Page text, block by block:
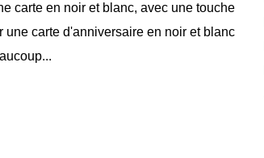
carte en noir et blanc, avec une touche
carte d'anniversaire en noir et blanc